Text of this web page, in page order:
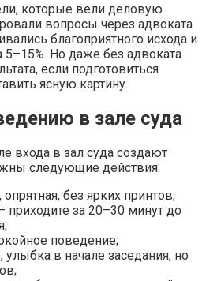
которые вели деловую
вопросы через адвоката
благоприятного исхода и
Но даже без адвоката
если подготовиться
ясную картину.
в зале суда
входа в зал суда создают
следующие действия:
без ярких принтов;
приходите за 20–30 минут до
поведение;
улыбка в начале заседания, но